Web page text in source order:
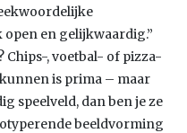
en gelijkwaardig.”
Chips-, voetbal- of pizza-
is prima – maar
speelveld, dan ben je ze
beeldvorming